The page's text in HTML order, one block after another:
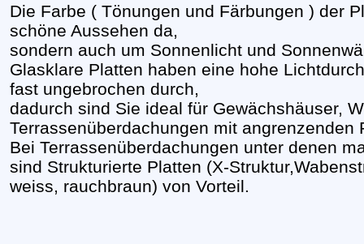
Die Farbe ( Tönungen und Färbungen ) der
schöne Aussehen da,
sondern auch um Sonnenlicht und
Glasklare Platten haben eine hohe
fast ungebrochen durch,
dadurch sind Sie ideal für Gewächshäuser,
Terrassenüberdachungen mit angrenzenden
Bei Terrassenüberdachungen unter denen
sind Strukturierte Platten (X-
weiss, rauchbraun) von Vorteil.